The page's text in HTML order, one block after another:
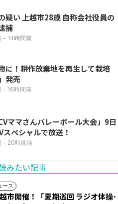
疑い 上越市28歳 自称会社役員の
捕
- 14時間前
に！耕作放棄地を再生して栽培
発売
- 16時間前
ママさんバレーボール大会」9日
ペシャルで放送！
- 20時間前
みたい記事
ース
市開催！「夏期巡回 ラジオ体操･